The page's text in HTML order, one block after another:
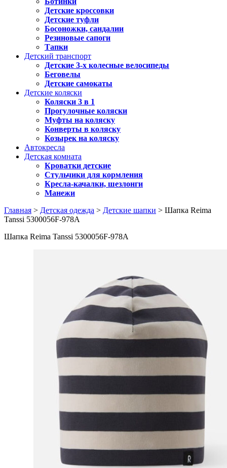
Детские кроссовки
Детские туфли
Босоножки, сандалии
Резиновые сапоги
Тапки
Детский транспорт
Детские 3-х колесные велосипеды
Беговелы
Детские самокаты
Детские коляски
Коляски 3 в 1
Прогулочные коляски
Муфты на коляску
Конверты в коляску
Козырек на коляску
Автокресла
Детская комната
Кроватки детские
Стульчики для кормления
Кресла-качалки, шезлонги
Манежи
Главная > Детская одежда > Детские шапки > Шапка Reima
Tanssi 5300056F-978A
Шапка Reima Tanssi 5300056F-978A